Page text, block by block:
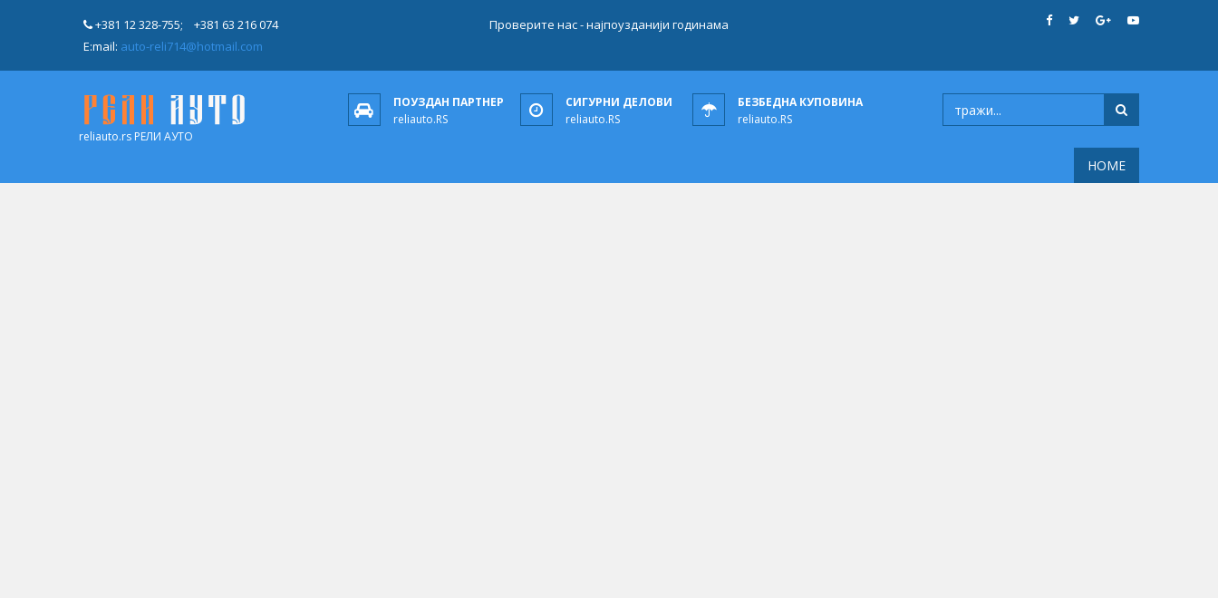
+381 12 328-755; +381 63 216 074
E:mail: auto-reli714@hotmail.com
Проверите нас - најпоузданији годинама
reliauto.rs РЕЛИ АУТО
ПОУЗДАН ПАРТНЕР
reliauto.RS
СИГУРНИ ДЕЛОВИ
reliauto.RS
БЕЗБЕДНА КУПОВИНА
reliauto.RS
HOME